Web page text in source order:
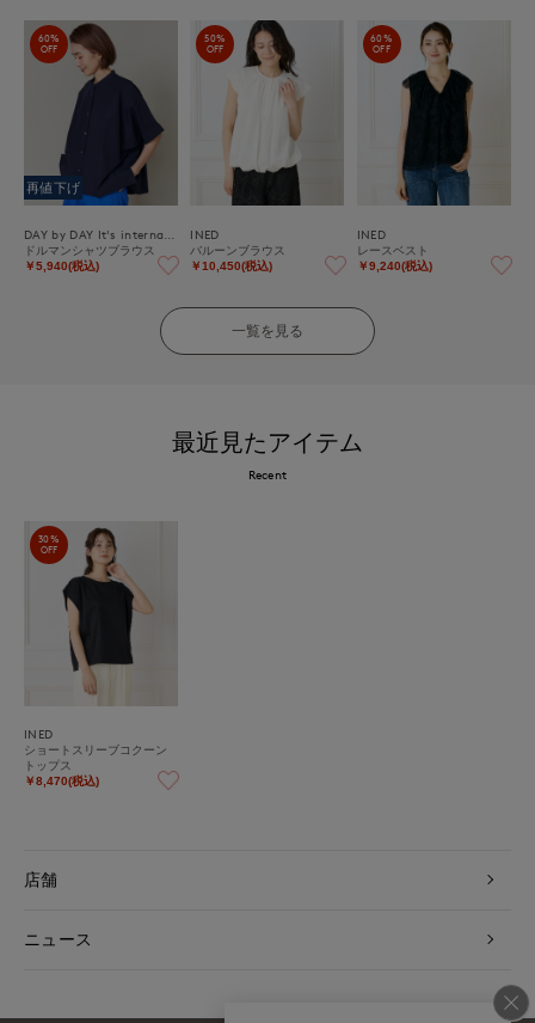
60%
OFF
再値下げ
ドルマンシャツブラウス
￥5,940(税込)
50%
OFF
INED
バルーンブラウス
￥10,450(税込)
60%
OFF
INED
レースベスト
￥9,240(税込)
一覧を見る
最近見たアイテム
Recent
30%
OFF
INED
ショートスリーブコクーン
トップス
￥8,470(税込)
店舗
ニュース